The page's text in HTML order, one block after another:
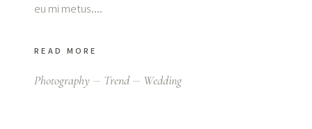
eu mi metus.
READ MORE
Photography Trend Wedding